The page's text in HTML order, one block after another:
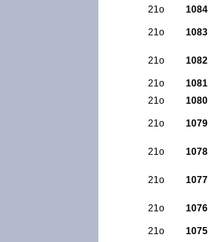
21ο
1084
21ο 1083
21ο 1082
21ο
1081
21ο
1080
21ο 1079
21ο 1078
21ο 1077
21ο 1076
21ο
1075